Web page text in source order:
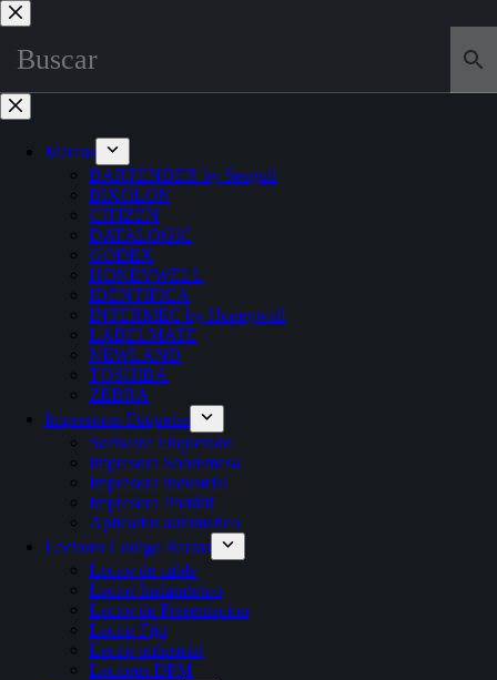
Marcas
BARTENDER by Seagull
BIXOLON
CITIZEN
DATALOGIC
GODEX
HONEYWELL
IDENTIFICA
INTERMEC by Honeywell
LABELMATE
NEWLAND
TOSHIBA
ZEBRA
Impresoras Etiquetas
Software Etiquetado
Impresora Sobremesa
Impresora industrial
Impresora Portátil
Aplicador automatico
Lectores Codigo Barras
Lector de cable
Lector Inalambrico
Lector de Presentacion
Lector Fijo
Lector industrial
Lectores DPM